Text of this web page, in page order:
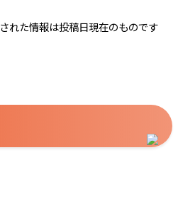
れた情報は投稿日現在のものです